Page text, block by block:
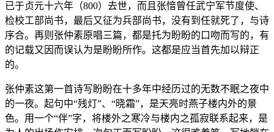
已于贞元十六年（800）去世，而且张愔曾任武宁军节度使、
检校工部尚书，最后又征为兵部尚书，没有到任就死了，与诗
序合。再则张仲素原唱三篇，都是托为盼盼的口吻而写的，有
的记载又因而误认为是盼盼所作。这都是应当首先加以辩正
的。
张仲素这第一首诗写盼盼在十多年中经历过的无数不眠之夜中
的一夜。起句中“残灯”、“晓霜”，是天亮时燕子楼内外的景
色。用一个“伴”字，将楼外之寒冷与楼内之孤寂联系起来，是